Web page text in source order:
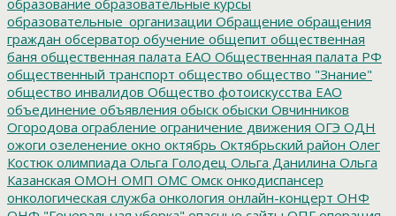
образовательные_организации Обращение обращения
граждан обсерватор обучение общепит общественная
баня общественная палата ЕАО Общественная палата РФ
общественный транспорт общество общество "Знание"
общество инвалидов Общество фотоискусства ЕАО
объединение объявления обыск обыски Овчинников
Огородова ограбление ограничение движения ОГЭ ОДН
ожоги озеленение окно октябрь Октябрьский район Олег
Костюк олимпиада Ольга Голодец Ольга Данилина Ольга
Казанская ОМОН ОМП ОМС Омск онкодиспансер
онкологическая служба онкология онлайн-концерт ОНФ